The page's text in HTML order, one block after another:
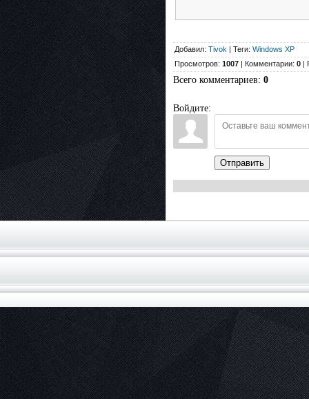
Добавил: Tivok | Теги: Windows XP
Просмотров: 1007 | Комментарии: 0 |
Всего комментариев: 0
Войдите:
Отправить